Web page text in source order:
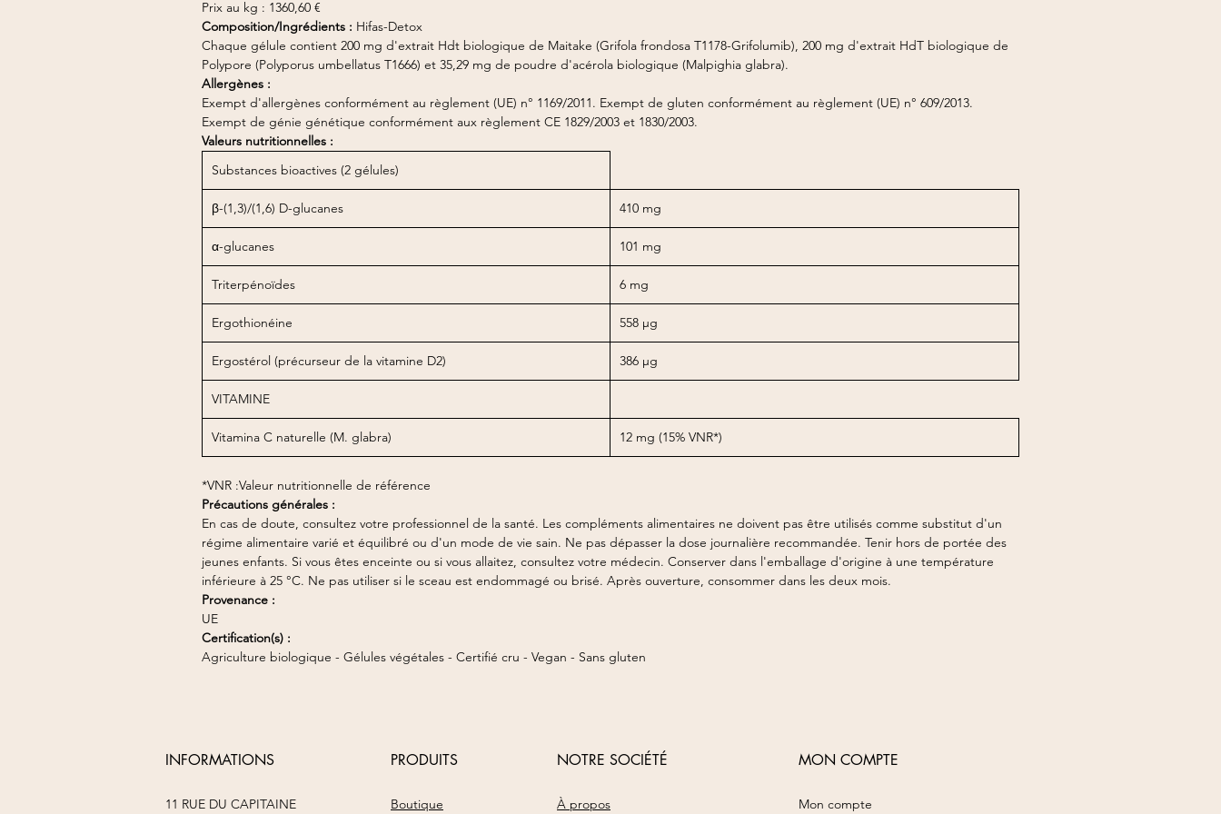
Prix au kg : 1360,60 €
Composition/Ingrédients : Hifas-Detox
Chaque gélule contient 200 mg d'extrait Hdt biologique de Maitake (Grifola frondosa T1178-Grifolumib), 200 mg d'extrait HdT biologique de
Polypore (Polyporus umbellatus T1666) et 35,29 mg de poudre d'acérola biologique (Malpighia glabra).
Allergènes :
Exempt d'allergènes conformément au règlement (UE) n° 1169/2011. Exempt de gluten conformément au règlement (UE) n° 609/2013.
Exempt de génie génétique conformément aux règlement CE 1829/2003 et 1830/2003.
Valeurs nutritionnelles :
Substances bioactives (2 gélules)
β-(1,3)/(1,6) D-glucanes 410 mg
α-glucanes 101 mg
Triterpénoïdes 6 mg
Ergothionéine 558 µg
Ergostérol (précurseur de la vitamine D2) 386 µg
VITAMINE
Vitamina C naturelle (M. glabra) 12 mg (15% VNR*)
*VNR :Valeur nutritionnelle de référence
Précautions générales :
En cas de doute, consultez votre professionnel de la santé. Les compléments alimentaires ne doivent pas être utilisés comme substitut d'un
régime alimentaire varié et équilibré ou d'un mode de vie sain. Ne pas dépasser la dose journalière recommandée. Tenir hors de portée des
jeunes enfants. Si vous êtes enceinte ou si vous allaitez, consultez votre médecin. Conserver dans l'emballage d'origine à une température
inférieure à 25 °C. Ne pas utiliser si le sceau est endommagé ou brisé. Après ouverture, consommer dans les deux mois.
Provenance :
UE
Certification(s) :
Agriculture biologique - Gélules végétales - Certifié cru - Vegan - Sans gluten
INFORMATIONS
11 RUE DU CAPITAINE
PRODUITS NOTRE SOCIÉTÉ
Boutique
À propos
MON COMPTE
Mon compte